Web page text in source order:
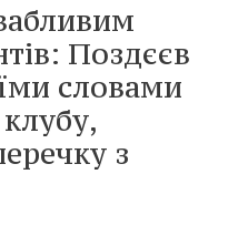
Поздєєв
словами
з